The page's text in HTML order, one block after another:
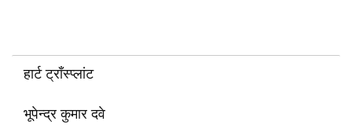
हार्ट ट्राँस्प्लांट
भूपेन्द्र कुमार दवे